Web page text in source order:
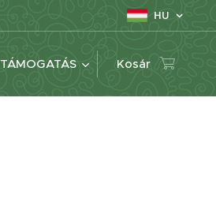
HU
TÁMOGATÁS Kosár